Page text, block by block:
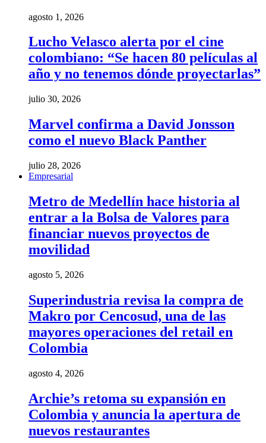
agosto 1, 2026
Lucho Velasco alerta por el cine
colombiano: “Se hacen 80 películas al
año y no tenemos dónde proyectarlas”
julio 30, 2026
Marvel confirma a David Jonsson
como el nuevo Black Panther
julio 28, 2026
Empresarial
Metro de Medellín hace historia al
entrar a la Bolsa de Valores para
financiar nuevos proyectos de
movilidad
agosto 5, 2026
Superindustria revisa la compra de
Makro por Cencosud, una de las
mayores operaciones del retail en
Colombia
agosto 4, 2026
Archie’s retoma su expansión en
Colombia y anuncia la apertura de
nuevos restaurantes